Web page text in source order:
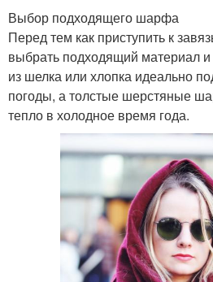
Выбор подходящего шарфа
Перед тем как приступить к
выбрать подходящий материал
из шелка или хлопка идеально
погоды, а толстые шерстяные
тепло в холодное время года.